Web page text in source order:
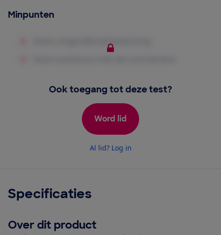
Minpunten
Ook toegang tot deze test?
Word lid
Al lid? Log in
Specificaties
Over dit product